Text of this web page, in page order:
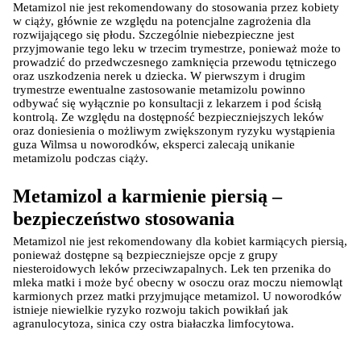
Metamizol nie jest rekomendowany do stosowania przez kobiety
w ciąży, głównie ze względu na potencjalne zagrożenia dla
rozwijającego się płodu. Szczególnie niebezpieczne jest
przyjmowanie tego leku w trzecim trymestrze, ponieważ może to
prowadzić do przedwczesnego zamknięcia przewodu tętniczego
oraz uszkodzenia nerek u dziecka. W pierwszym i drugim
trymestrze ewentualne zastosowanie metamizolu powinno
odbywać się wyłącznie po konsultacji z lekarzem i pod ścisłą
kontrolą. Ze względu na dostępność bezpieczniejszych leków
oraz doniesienia o możliwym zwiększonym ryzyku wystąpienia
guza Wilmsa u noworodków, eksperci zalecają unikanie
metamizolu podczas ciąży.
Metamizol a karmienie piersią –
bezpieczeństwo stosowania
Metamizol nie jest rekomendowany dla kobiet karmiących piersią,
ponieważ dostępne są bezpieczniejsze opcje z grupy
niesteroidowych leków przeciwzapalnych. Lek ten przenika do
mleka matki i może być obecny w osoczu oraz moczu niemowląt
karmionych przez matki przyjmujące metamizol. U noworodków
istnieje niewielkie ryzyko rozwoju takich powikłań jak
agranulocytoza, sinica czy ostra białaczka limfocytowa.